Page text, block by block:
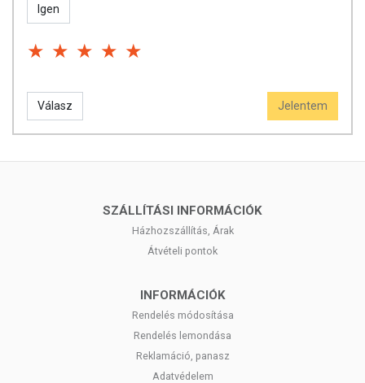
Igen
Válasz Jelentem
SZÁLLÍTÁSI INFORMÁCIÓK
Házhozszállítás, Árak
Átvételi pontok
INFORMÁCIÓK
Rendelés módosítása
Rendelés lemondása
Reklamáció, panasz
Adatvédelem